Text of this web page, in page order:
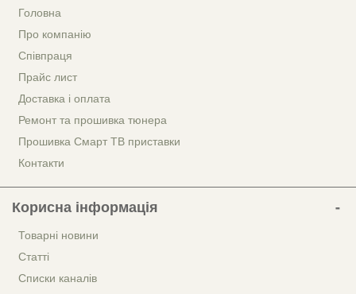
Головна
Про компанію
Співпраця
Прайс лист
Доставка і оплата
Ремонт та прошивка тюнера
Прошивка Смарт ТВ приставки
Контакти
Корисна інформація
Товарні новини
Статті
Списки каналів